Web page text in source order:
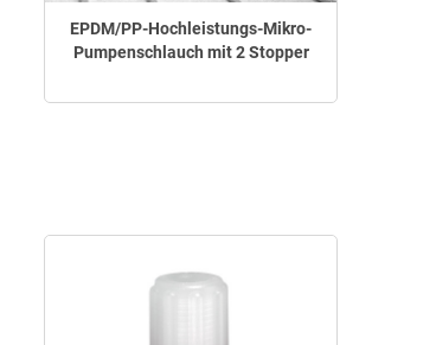
EPDM/PP-Hochleistungs-Mikro-
Pumpenschlauch mit 2 Stopper